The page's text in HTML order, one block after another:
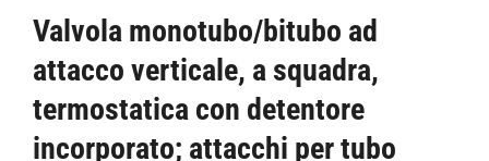
Valvola monotubo/bitubo ad
attacco verticale, a squadra,
termostatica con detentore
incorporato; attacchi per tubo